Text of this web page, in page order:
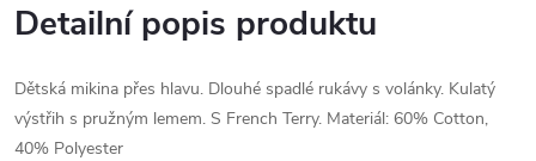
Detailní popis produktu
Dětská mikina přes hlavu. Dlouhé spadlé rukávy s volánky. Kulatý
výstřih s pružným lemem. S French Terry. Materiál: 60% Cotton,
40% Polyester